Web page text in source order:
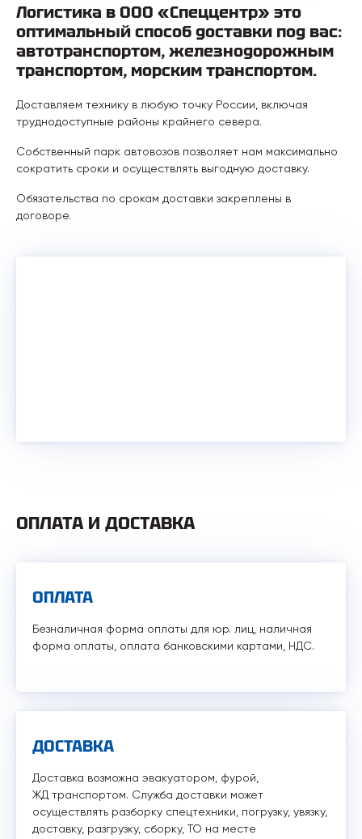
Логистика в ООО «Спеццентр» это
оптимальный способ доставки под вас:
автотранспортом, железнодорожным
транспортом, морским транспортом.
Доставляем технику в любую точку России, включая
труднодоступные районы крайнего севера.
Собственный парк автовозов позволяет нам максимально
сократить сроки и осуществлять выгодную доставку.
Обязательства по срокам доставки закреплены в
договоре.
ОПЛАТА И ДОСТАВКА
ОПЛАТА
Безналичная форма оплаты для юр. лиц, наличная
форма оплаты, оплата банковскими картами, НДС.
ДОСТАВКА
Доставка возможна эвакуатором, фурой,
ЖД транспортом. Служба доставки может
осуществлять разборку спецтехники, погрузку, увязку,
доставку, разгрузку, сборку, ТО на месте